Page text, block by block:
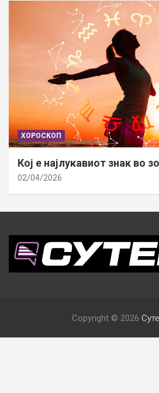
ХОРОСКОП
Кој е најлукавиот знак во
02/04/2026
Copyright © 2026